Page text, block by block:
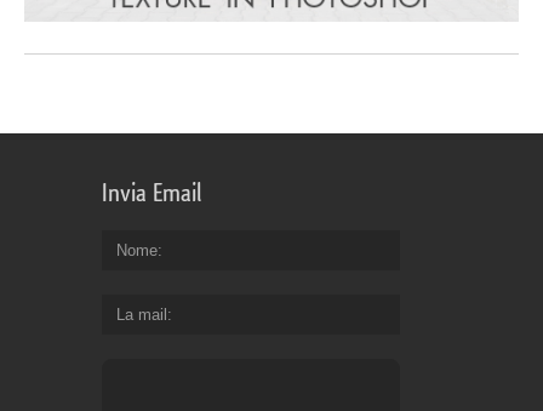
Invia Email
Nome
La mail